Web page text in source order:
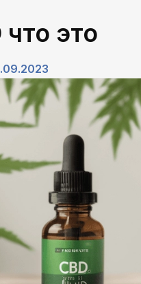
это